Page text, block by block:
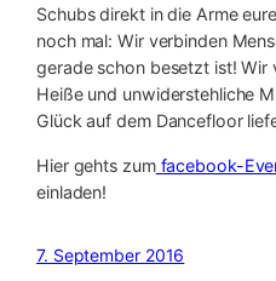
Schubs direkt in die Arme
noch mal: Wir verbinden
gerade schon besetzt ist! Wir
Heiße und unwiderstehliche
Glück auf dem Dancefloor
Hier gehts zumfacebook-
einladen!
7. September 2016